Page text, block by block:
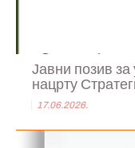
Јавни позив за
нацрту
17.06.2026.